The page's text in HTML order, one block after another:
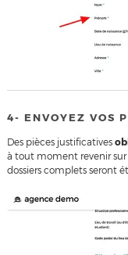
4- ENVOYEZ VOS
Des pièces justificatives
à tout moment revenir sur
dossiers complets seront